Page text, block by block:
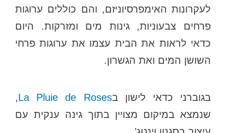
לעקרונות האימפרסיוניזם, והם כוללים ערוגות
פרחים צבעוניות, גינות מים ומזרקות. היום
כדאי לראות את הבית עצמו את ערוגות פרחי
השושן המים ואת הגשרון.
בגוברני כדאי לישון בLa Pluie de Roses
,
שנמצא במיקום מצויין בתוך גינה ענקית עם